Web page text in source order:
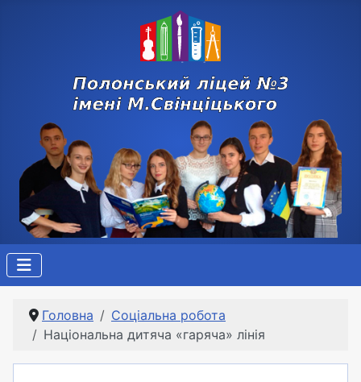
Головна
Соціальна робота
Національна дитяча «гаряча» лінія